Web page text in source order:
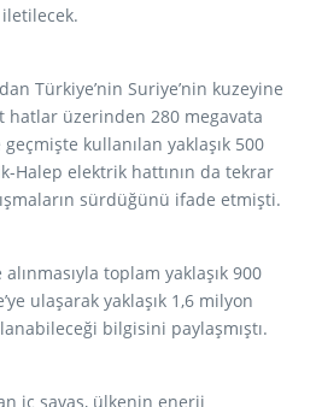
Türkiye’nin Suriye’nin kuzeyine
hatlar üzerinden 280 megavata
geçmişte kullanılan yaklaşık 500
Halep elektrik hattının da tekrar
sürdüğünü ifade etmişti.
toplam yaklaşık 900
ulaşarak yaklaşık 1,6 milyon
bilgisini paylaşmıştı.
iç savaş, ülkenin enerji